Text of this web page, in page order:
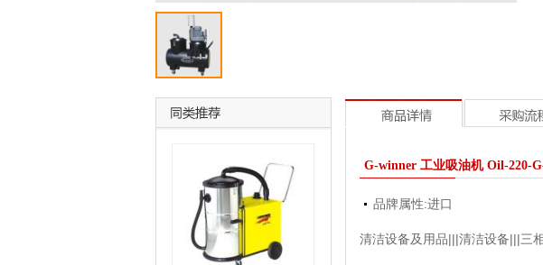
G-winner 工业吸油机 Oil-220-
品牌属性:进口
清洁设备及用品|||清洁设备|||三